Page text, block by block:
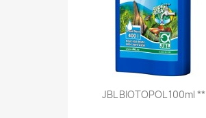
JBL BIOTOPOL 100ml **